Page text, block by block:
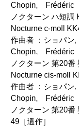
Chopin, Frédéric
ノクターン ハ短調
Nocturne c-moll
作曲者 ：ショパ
Chopin, Frédéric
ノクターン 第20番
Nocturne cis-moll
作曲者 ：ショパ
Chopin, Frédéric
ノクターン 第20番
49［遺作］